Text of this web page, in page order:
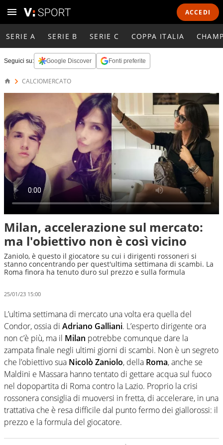
ACCEDI
SERIE A SERIE B SERIE C COPPA ITALIA
Seguici su: Google Discover Fonti preferite
CALCIOMERCATO
Milan, accelerazione sul mercato:
ma l'obiettivo non è così vicino
Zaniolo, è questo il giocatore su cui i dirigenti rossoneri si
stanno concentrando per quest'ultima settimana di scambi. La
Roma finora ha tenuto duro sul prezzo e sulla formula
25/01/23 15:00
L’ultima settimana di mercato una volta era quella del
Condor, ossia di Adriano Galliani. L’esperto dirigente ora
non c’è più, ma il Milan potrebbe comunque dare la
zampata finale negli ultimi giorni di scambi. Non è un segreto
che l’obiettivo sua Nicolò Zaniolo, della Roma, anche se
Maldini e Massara hanno tentato di gettare acqua sul fuoco
nel dopopartita di Roma contro la Lazio. Proprio la crisi
rossonera consiglia di muoversi in fretta, di accelerare, in una
trattativa che è resa difficile dal punto fermo dei giallorossi: il
prezzo e la formula del giocatore.